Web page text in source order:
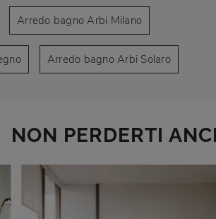
Arredo bagno Arbi Milano
Arredo bagno Arbi Solaro
NON PERDERTI